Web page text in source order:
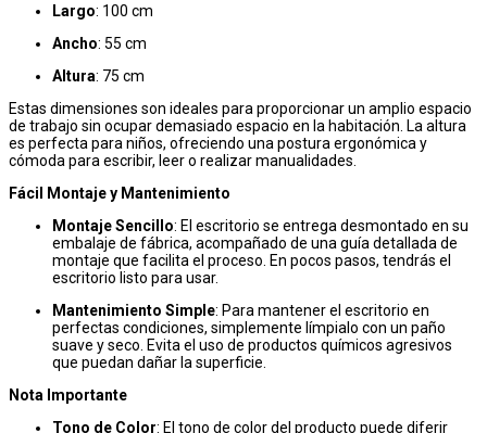
Largo: 100 cm
Ancho: 55 cm
Altura: 75 cm
Estas dimensiones son ideales para proporcionar un amplio espacio
de trabajo sin ocupar demasiado espacio en la habitación. La altura
es perfecta para niños, ofreciendo una postura ergonómica y
cómoda para escribir, leer o realizar manualidades.
Fácil Montaje y Mantenimiento
Montaje Sencillo: El escritorio se entrega desmontado en su
embalaje de fábrica, acompañado de una guía detallada de
montaje que facilita el proceso. En pocos pasos, tendrás el
escritorio listo para usar.
Mantenimiento Simple: Para mantener el escritorio en
perfectas condiciones, simplemente límpialo con un paño
suave y seco. Evita el uso de productos químicos agresivos
que puedan dañar la superficie.
Nota Importante
Tono de Color: El tono de color del producto puede diferir